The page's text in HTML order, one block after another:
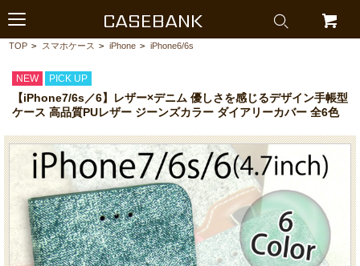
CASEBANK
TOP > スマホケース > iPhone > iPhone6/6s
NEW PICK UP
【iPhone7/6s／6】レザー×デニム 優しさを感じるデザイン手帳型
ケース 高品質PUレザー ジーンズカラー ダイアリーカバー 全6色